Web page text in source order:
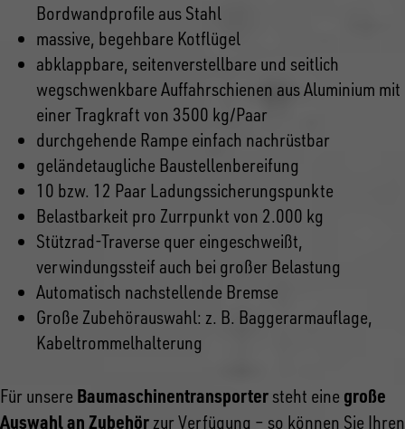
Bordwandprofile aus Stahl
massive, begehbare Kotflügel
abklappbare, seitenverstellbare und seitlich
wegschwenkbare Auffahrschienen aus Aluminium mit
einer Tragkraft von 3500 kg/Paar
durchgehende Rampe einfach nachrüstbar
geländetaugliche Baustellenbereifung
10 bzw. 12 Paar Ladungssicherungspunkte
Belastbarkeit pro Zurrpunkt von 2.000 kg
Stützrad-Traverse quer eingeschweißt,
verwindungssteif auch bei großer Belastung
Automatisch nachstellende Bremse
Große Zubehörauswahl: z. B. Baggerarmauflage,
Kabeltrommelhalterung
Für unsere Baumaschinentransporter steht eine große
Auswahl an Zubehör zur Verfügung – so können Sie Ihren